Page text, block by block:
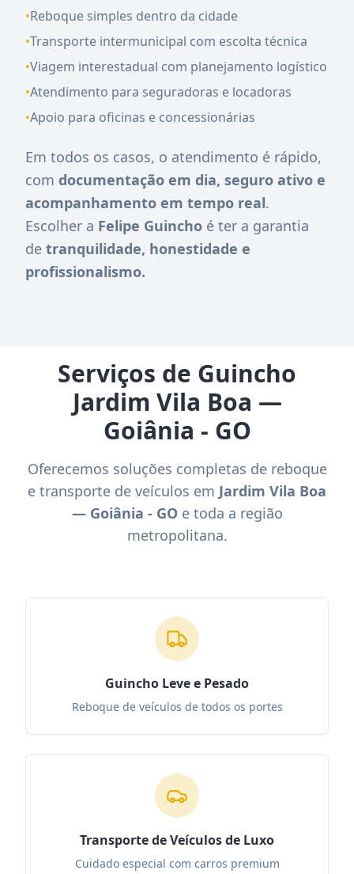
•Reboque simples dentro da cidade
•Transporte intermunicipal com escolta técnica
•Viagem interestadual com planejamento logístico
•Atendimento para seguradoras e locadoras
•Apoio para oficinas e concessionárias
Em todos os casos, o atendimento é rápido,
com documentação em dia, seguro ativo e
acompanhamento em tempo real.
Escolher a Felipe Guincho é ter a garantia
de tranquilidade, honestidade e
profissionalismo.
Serviços de Guincho
Jardim Vila Boa —
Goiânia - GO
Oferecemos soluções completas de reboque
e transporte de veículos em Jardim Vila Boa
— Goiânia - GOe toda a região
metropolitana.
Guincho Leve e Pesado
Reboque de veículos de todos os portes
Transporte de Veículos de Luxo
Cuidado especial com carros premium